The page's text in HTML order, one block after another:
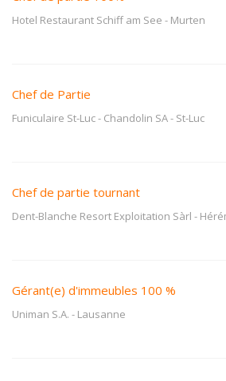
Hotel Restaurant Schiff am See - Murten
Chef de Partie
Funiculaire St-Luc - Chandolin SA- St-Luc
Chef de partie tournant
Dent-Blanche Resort Exploitation Sàrl -
Gérant(e) d'immeubles 100 %
Uniman S.A. - Lausanne